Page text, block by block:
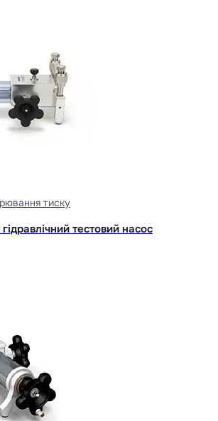
тиску
тестовий насос